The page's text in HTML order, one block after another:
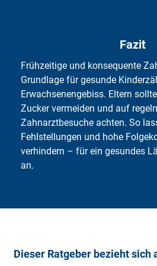
Fazit
Frühzeitige und konsequente
Grundlage für gesunde
Erwachsenengebiss. Eltern
Zucker vermeiden und auf
Zahnarztbesuche achten. So
Fehlstellungen und hohe
verhindern – für ein gesundes
an.
Dieser Ratgeber bezieht sich